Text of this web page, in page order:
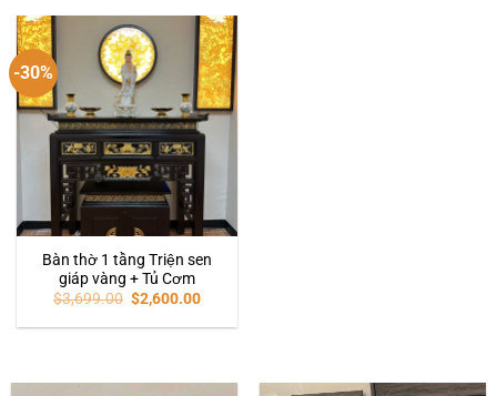
-30%
Bàn thờ 1 tầng Triện sen
giáp vàng + Tủ Cơm
$3,699.00 $2,600.00